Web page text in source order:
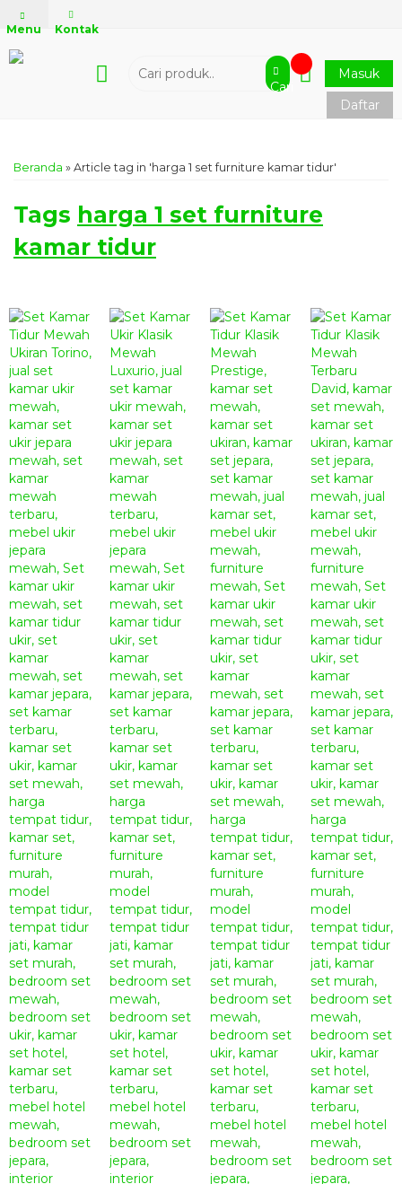
Menu Kontak
Cari
Masuk
Daftar
Beranda » Article tag in 'harga 1 set furniture kamar tidur'
Tags harga 1 set furniture
kamar tidur